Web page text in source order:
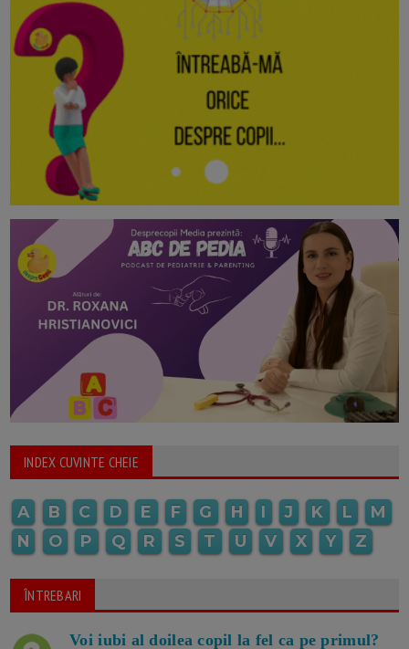
INDEX CUVINTE CHEIE
A B C D E F G H I J K L
M
N
O P Q R S T U V X Y Z
ÎNTREBARI
Voi iubi al doilea copil la fel ca pe primul?